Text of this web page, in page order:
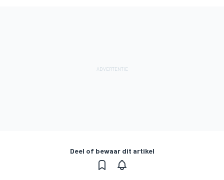
Deel of bewaar dit artikel